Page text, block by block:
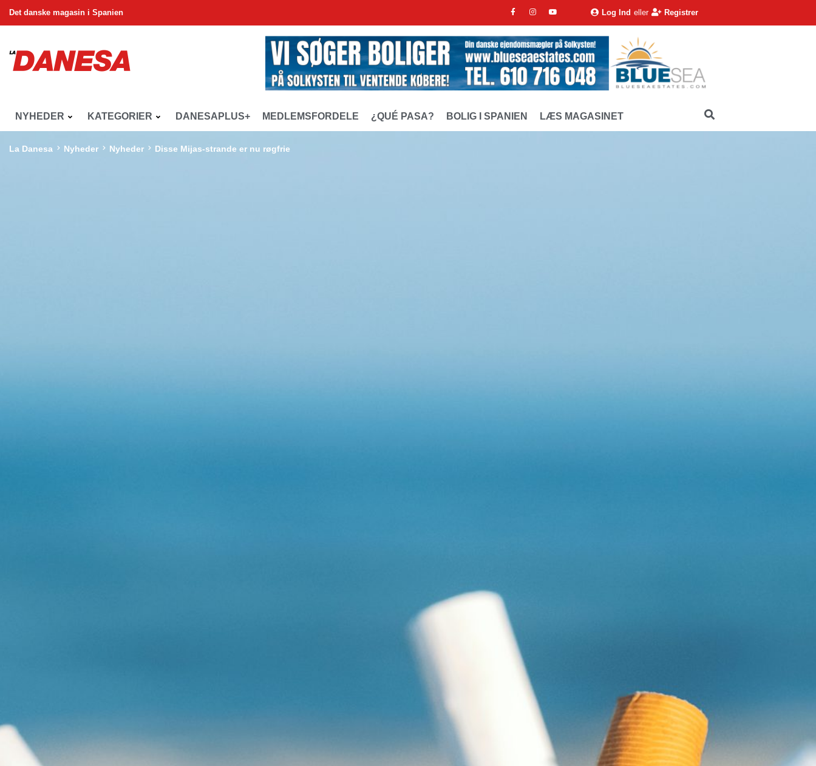
Det danske magasin i Spanien Log Ind eller Registrer
NYHEDER KATEGORIER DANESAPLUS+ MEDLEMSFORDELE ¿QUÉ PASA? BOLIG I SPANIEN LÆS MAGASINET
La Danesa Nyheder Nyheder Disse Mijas-strande er nu røgfrie